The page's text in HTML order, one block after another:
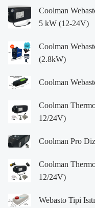
Coolman
5 kW (12-24V)
Coolman
(2.8kW)
Coolman
Coolman
12/24V)
Coolman Pro
Coolman
12/24V)
Webasto Tipi